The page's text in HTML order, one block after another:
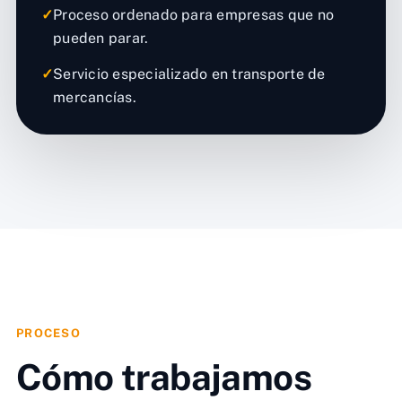
✓Proceso ordenado para empresas que no
pueden parar.
✓Servicio especializado en transporte de
mercancías.
PROCESO
Cómo trabajamos